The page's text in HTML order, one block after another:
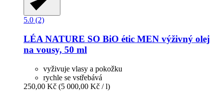
5.0 (2)
LÉA NATURE SO BiO étic MEN výživný olej
na vousy, 50 ml
vyživuje vlasy a pokožku
rychle se vstřebává
250,00 Kč (5 000,00 Kč / l)